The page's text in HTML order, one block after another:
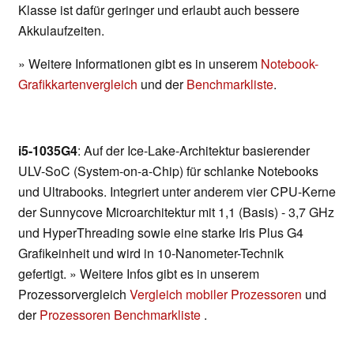
Klasse ist dafür geringer und erlaubt auch bessere
Akkulaufzeiten.
» Weitere Informationen gibt es in unserem Notebook-
Grafikkartenvergleich und derBenchmarkliste.
i5-1035G4: Auf der Ice-Lake-Architektur basierender
ULV-SoC (System-on-a-Chip) für schlanke Notebooks
und Ultrabooks. Integriert unter anderem vier CPU-Kerne
der Sunnycove Microarchitektur mit 1,1 (Basis) - 3,7 GHz
und HyperThreading sowie eine starke Iris Plus G4
Grafikeinheit und wird in 10-Nanometer-Technik
gefertigt. » Weitere Infos gibt es in unserem
Prozessorvergleich Vergleich mobiler Prozessoren und
derProzessoren Benchmarkliste .